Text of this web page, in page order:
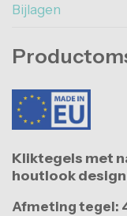
Bijlagen
Kliktegels met
houtlook design
Afmeting tegel: